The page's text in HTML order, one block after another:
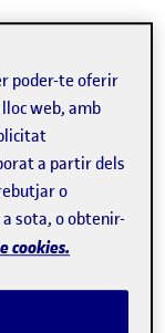
anys i el 64 %
els límits
les autoritats
al diaentre els
va revelar la
Screen Time
, publicat
poder-te oferir
web, amb
a partir dels
o
sota, o obtenir-
cookies.